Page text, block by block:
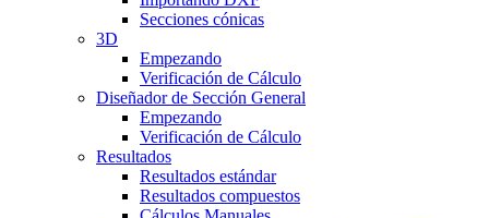
Secciones cónicas
3D
Empezando
Verificación de Cálculo
Diseñador de Sección General
Empezando
Verificación de Cálculo
Resultados
Resultados estándar
Resultados compuestos